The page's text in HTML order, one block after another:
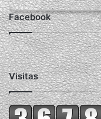
Facebook
Visitas